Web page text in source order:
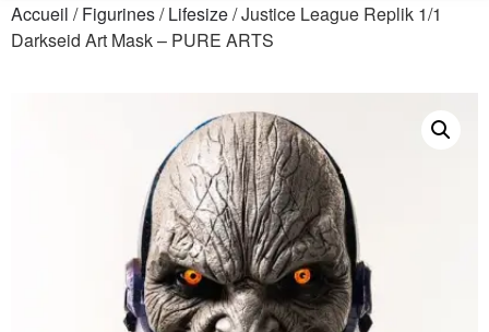
Accueil /Figurines/Lifesize/ Justice League Replik 1/1
Darkseid Art Mask – PURE ARTS